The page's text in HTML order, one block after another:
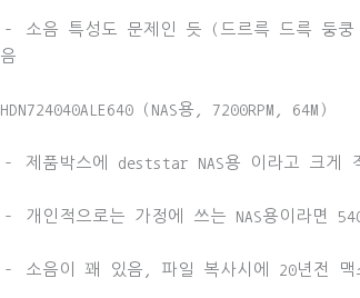
– 소음 특성도 문제인 듯 (드르륵 드륵 둥
음
HDN724040ALE640 (NAS용, 7200RPM, 64M)
– 제품박스에 deststar NAS용 이라고 크게
– 개인적으로는 가정에 쓰는 NAS용이라면
– 소음이 꽤 있음, 파일 복사시에 20년전